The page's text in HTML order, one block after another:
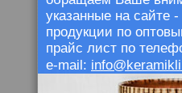
указанные на сайте
продукции по
прайс лист по
e-mail: